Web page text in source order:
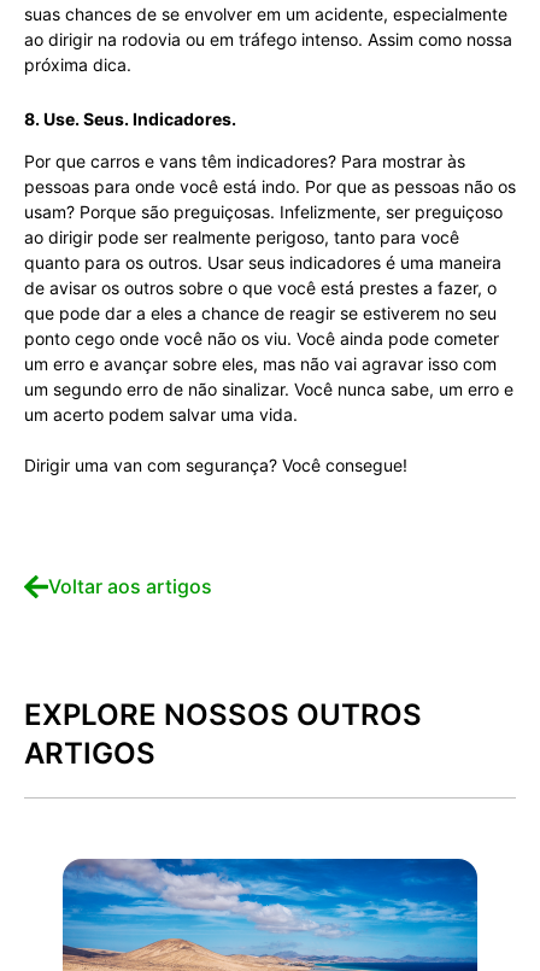
suas chances de se envolver em um acidente, especialmente
ao dirigir na rodovia ou em tráfego intenso. Assim como nossa
próxima dica.
8. Use. Seus. Indicadores.
Por que carros e vans têm indicadores? Para mostrar às
pessoas para onde você está indo. Por que as pessoas não os
usam? Porque são preguiçosas. Infelizmente, ser preguiçoso
ao dirigir pode ser realmente perigoso, tanto para você
quanto para os outros. Usar seus indicadores é uma maneira
de avisar os outros sobre o que você está prestes a fazer, o
que pode dar a eles a chance de reagir se estiverem no seu
ponto cego onde você não os viu. Você ainda pode cometer
um erro e avançar sobre eles, mas não vai agravar isso com
um segundo erro de não sinalizar. Você nunca sabe, um erro e
um acerto podem salvar uma vida.
Dirigir uma van com segurança? Você consegue!
Voltar aos artigos
EXPLORE NOSSOS OUTROS
ARTIGOS